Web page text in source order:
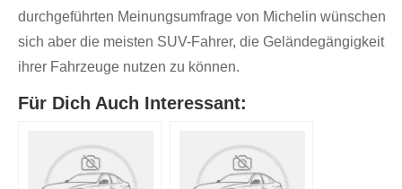
durchgeführten Meinungsumfrage von Michelin wünschen
sich aber die meisten SUV-Fahrer, die Geländegängigkeit
ihrer Fahrzeuge nutzen zu können.
Für Dich Auch Interessant: